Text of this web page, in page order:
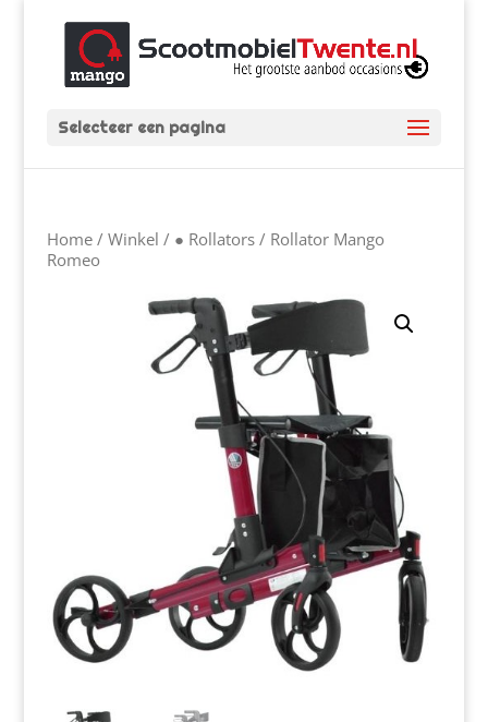
Selecteer een pagina
Home/ Winkel / ● Rollators/ Rollator Mango
Romeo